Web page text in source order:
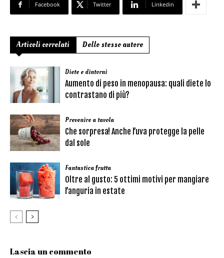
Facebook Twitter Linkedin
Articoli correlati Dello stesso autore
Diete e dintorni
Aumento di peso in menopausa: quali diete lo
contrastano di più?
Prevenire a tavola
Che sorpresa! Anche l’uva protegge la pelle
dal sole
Fantastica frutta
Oltre al gusto: 5 ottimi motivi per mangiare
l’anguria in estate
Lascia un commento